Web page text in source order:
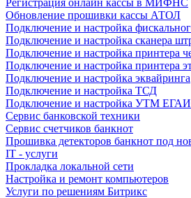
Регистрация онлайн кассы в МИФНС
Обновление прошивки кассы АТОЛ
Подключение и настройка
Подключение и настройка сканера
Подключение и настройка принтера
Подключение и настройка принтера
Подключение и настройка эквайринга
Подключение и настройка ТСД
Подключение и настройка УТМ
Сервис банковской техники
Сервис счетчиков банкнот
Прошивка детекторов банкнот под
IT - услуги
Прокладка локальной сети
Настройка и ремонт компьютеров
Услуги по решениям Битрикс